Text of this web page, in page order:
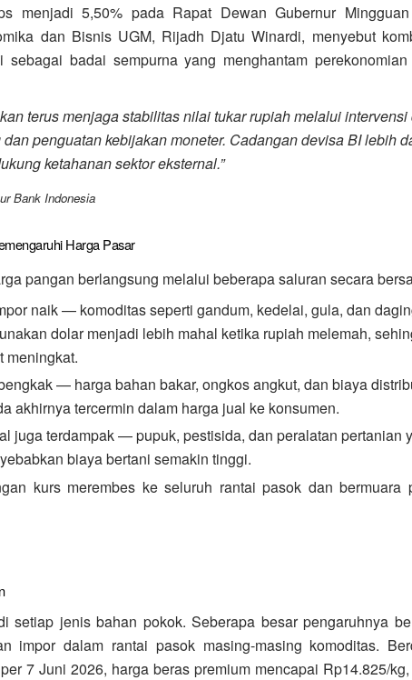
menjadi 5,50% pada Rapat Dewan Gubernur
dan Bisnis UGM, Rijadh Djatu Winardi, menyebut
sebagai badai sempurna yang menghantam
terus menjaga stabilitas nilai tukar rupiah melalui intervensi
penguatan kebijakan moneter. Cadangan devisa BI lebih
ketahanan sektor eksternal.”
Bank Indonesia
Harga Pasar
pangan berlangsung melalui beberapa saluran secara
naik — komoditas seperti gandum, kedelai, gula, dan
dolar menjadi lebih mahal ketika rupiah melemah,
meningkat.
— harga bahan bakar, ongkos angkut, dan biaya
akhirnya tercermin dalam harga jual ke konsumen.
juga terdampak — pupuk, pestisida, dan peralatan pertanian
biaya bertani semakin tinggi.
kurs merembes ke seluruh rantai pasok dan bermuara
setiap jenis bahan pokok. Seberapa besar pengaruhnya
impor dalam rantai pasok masing-masing komoditas.
7 Juni 2026, harga beras premium mencapai Rp14.825/